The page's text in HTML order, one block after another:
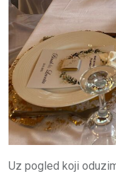
Uz pogled koji